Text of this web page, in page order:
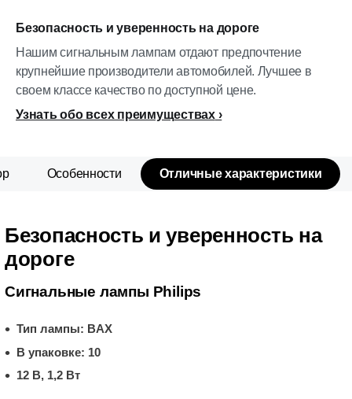
Безопасность и уверенность на дороге
Нашим сигнальным лампам отдают предпочтение
крупнейшие производители автомобилей. Лучшее в
своем классе качество по доступной цене.
Узнать обо всех преимуществах
Особенности Отличные характеристики
Безопасность и уверенность на
дороге
Сигнальные лампы Philips
Тип лампы: BAX
В упаковке: 10
12 В, 1,2 Вт